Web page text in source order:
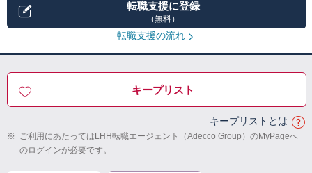
転職支援に登録
（無料）
転職支援の流れ
キープリスト
キープリストとは
※ ご利用にあたってはLHH転職エージェント（Adecco Group）のMyPageへ
のログインが必要です。